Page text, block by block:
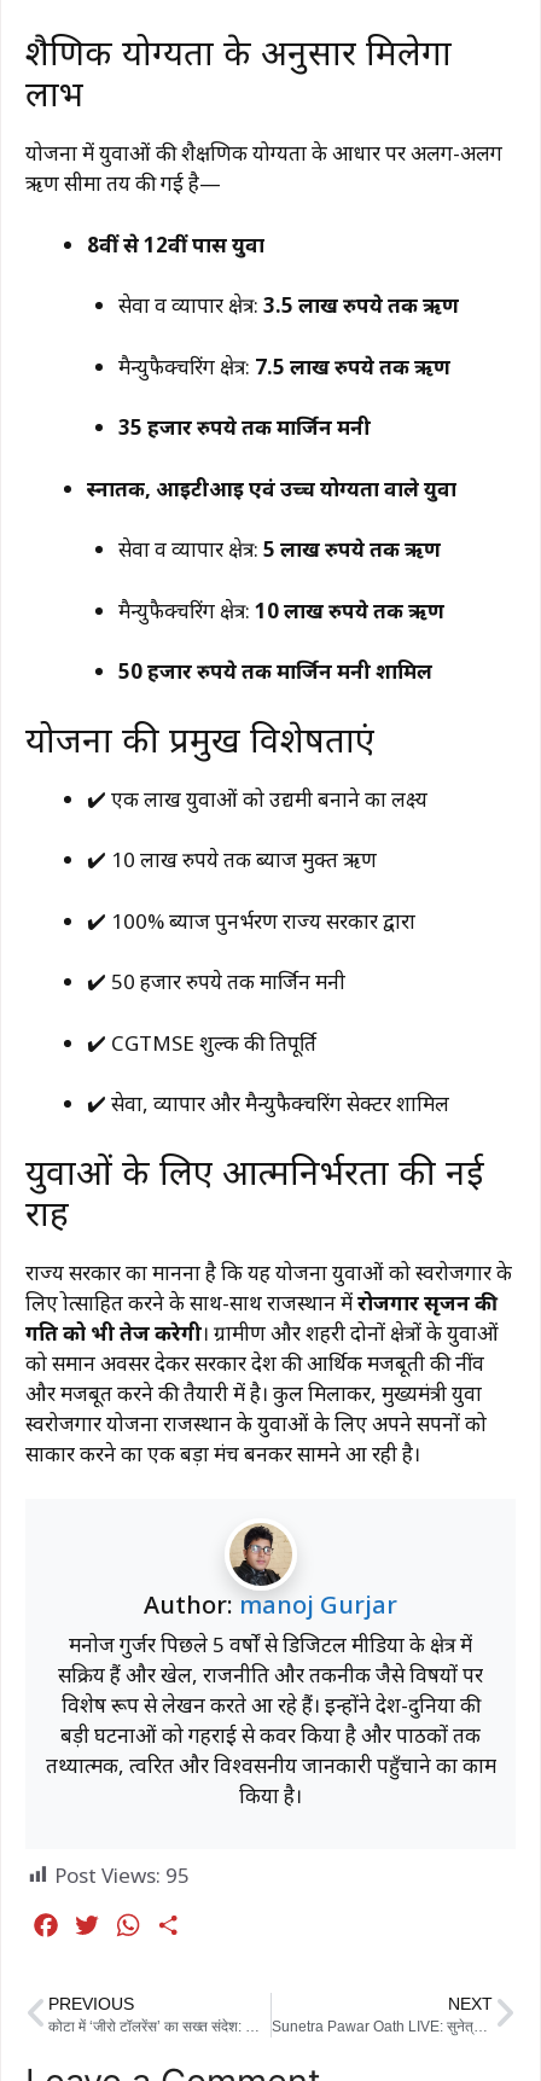
शैक्षणिक योग्यता के अनुसार मिलेगा
लाभ
योजना में युवाओं की शैक्षणिक योग्यता के आधार पर अलग-अलग
ऋण सीमा तय की गई है—
8वीं से 12वीं पास युवा
सेवा व व्यापार क्षेत्र: 3.5 लाख रुपये तक ऋण
मैन्युफैक्चरिंग क्षेत्र: 7.5 लाख रुपये तक ऋण
35 हजार रुपये तक मार्जिन मनी
स्नातक, आईटीआई एवं उच्च योग्यता वाले युवा
सेवा व व्यापार क्षेत्र: 5 लाख रुपये तक ऋण
मैन्युफैक्चरिंग क्षेत्र: 10 लाख रुपये तक ऋण
50 हजार रुपये तक मार्जिन मनी शामिल
योजना की प्रमुख विशेषताएं
✔️ एक लाख युवाओं को उद्यमी बनाने का लक्ष्य
✔️ 10 लाख रुपये तक ब्याज मुक्त ऋण
✔️ 100% ब्याज पुनर्भरण राज्य सरकार द्वारा
✔️ 50 हजार रुपये तक मार्जिन मनी
✔️ CGTMSE शुल्क की प्रतिपूर्ति
✔️ सेवा, व्यापार और मैन्युफैक्चरिंग सेक्टर शामिल
युवाओं के लिए आत्मनिर्भरता की नई
राह
राज्य सरकार का मानना है कि यह योजना युवाओं को स्वरोजगार के
लिए प्रोत्साहित करने के साथ-साथ राजस्थान मेंरोजगार सृजन की
गति को भी तेज करेगी। ग्रामीण और शहरी दोनों क्षेत्रों के युवाओं
को समान अवसर देकर सरकार प्रदेश की आर्थिक मजबूती की नींव
और मजबूत करने की तैयारी में है। कुल मिलाकर, मुख्यमंत्री युवा
स्वरोजगार योजना राजस्थान के युवाओं के लिए अपने सपनों को
साकार करने का एक बड़ा मंच बनकर सामने आ रही है।
Author: manoj Gurjar
मनोज गुर्जर पिछले 5 वर्षों से डिजिटल मीडिया के क्षेत्र में
सक्रिय हैं और खेल, राजनीति और तकनीक जैसे विषयों पर
विशेष रूप से लेखन करते आ रहे हैं। इन्होंने देश-दुनिया की
बड़ी घटनाओं को गहराई से कवर किया है और पाठकों तक
तथ्यात्मक, त्वरित और विश्वसनीय जानकारी पहुँचाने का काम
किया है।
Post Views: 95
e
t
W
t
r
PREVIOUS NEXT
Sunetra Pawar Oath LIVE: सुनेत्रा पवार का शपथ ग्रहण, एनसीपी में नई भूमिका और सियासी मायने